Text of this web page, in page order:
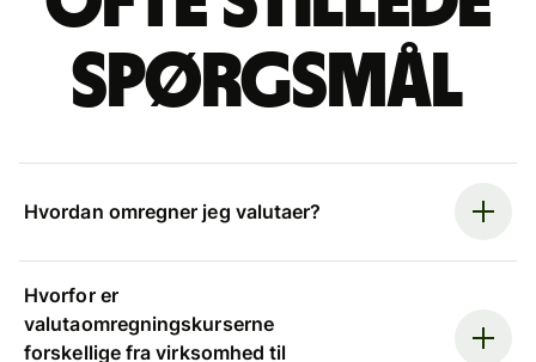
spørgsmål
Hvordan omregner jeg valutaer?
Hvorfor er
valutaomregningskurserne
forskellige fra virksomhed til